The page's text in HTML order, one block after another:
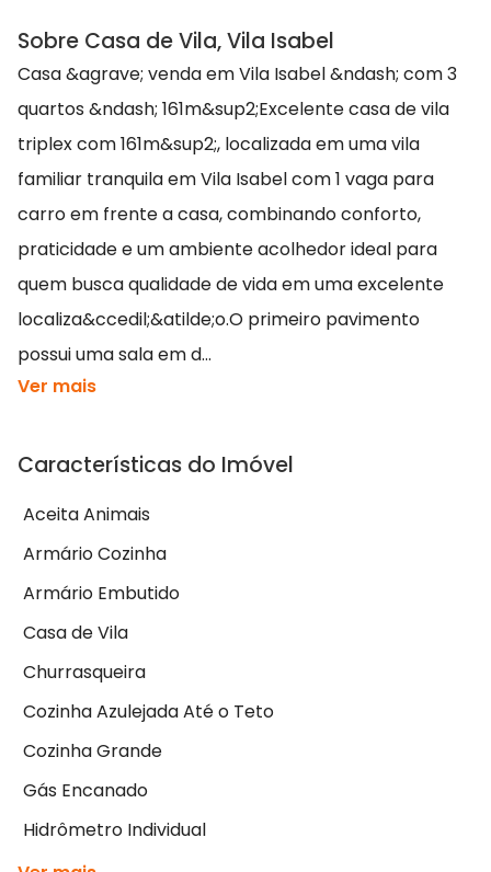
Sobre Casa de Vila, Vila Isabel
Casa &agrave; venda em Vila Isabel &ndash; com 3
quartos &ndash; 161m&sup2;Excelente casa de vila
triplex com 161m&sup2;, localizada em uma vila
familiar tranquila em Vila Isabel com 1 vaga para
carro em frente a casa, combinando conforto,
praticidade e um ambiente acolhedor ideal para
quem busca qualidade de vida em uma excelente
localiza&ccedil;&atilde;o.O primeiro pavimento
possui uma sala em d...
Ver mais
Características do Imóvel
Aceita Animais
Armário Cozinha
Armário Embutido
Casa de Vila
Churrasqueira
Cozinha Azulejada Até o Teto
Cozinha Grande
Gás Encanado
Hidrômetro Individual